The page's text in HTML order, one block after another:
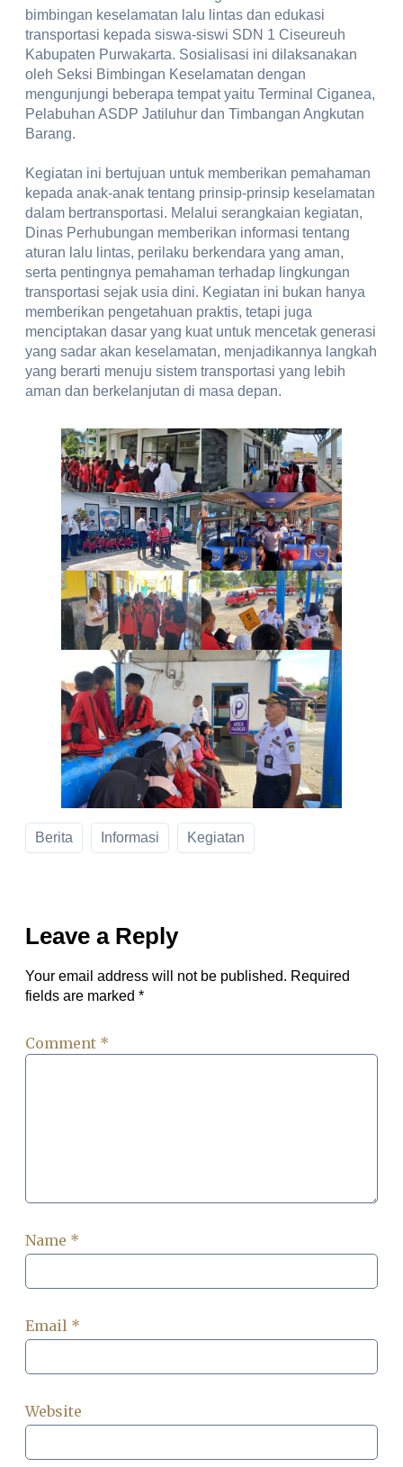
bimbingan keselamatan lalu lintas dan edukasi
transportasi kepada siswa-siswi SDN 1 Ciseureuh
Kabupaten Purwakarta. Sosialisasi ini dilaksanakan
oleh Seksi Bimbingan Keselamatan dengan
mengunjungi beberapa tempat yaitu Terminal Ciganea,
Pelabuhan ASDP Jatiluhur dan Timbangan Angkutan
Barang.
Kegiatan ini bertujuan untuk memberikan pemahaman
kepada anak-anak tentang prinsip-prinsip keselamatan
dalam bertransportasi. Melalui serangkaian kegiatan,
Dinas Perhubungan memberikan informasi tentang
aturan lalu lintas, perilaku berkendara yang aman,
serta pentingnya pemahaman terhadap lingkungan
transportasi sejak usia dini. Kegiatan ini bukan hanya
memberikan pengetahuan praktis, tetapi juga
menciptakan dasar yang kuat untuk mencetak generasi
yang sadar akan keselamatan, menjadikannya langkah
yang berarti menuju sistem transportasi yang lebih
aman dan berkelanjutan di masa depan.
Berita Informasi Kegiatan
Leave a Reply
Your email address will not be published. Required
fields are marked *
Comment *
Name *
Email *
Website